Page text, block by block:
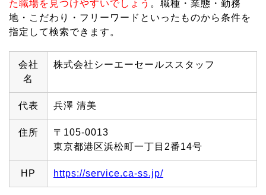
た職場を見つけやすいでしょう 。職種・業態・勤務
地・こだわり・フリーワードといったものから条件を
指定して検索できます。
会社
名
株式会社シーエーセールススタッフ
代表 兵澤 清美
住所
〒105-0013
東京都港区浜松町一丁目2番14号
HP https://service.ca-ss.jp/